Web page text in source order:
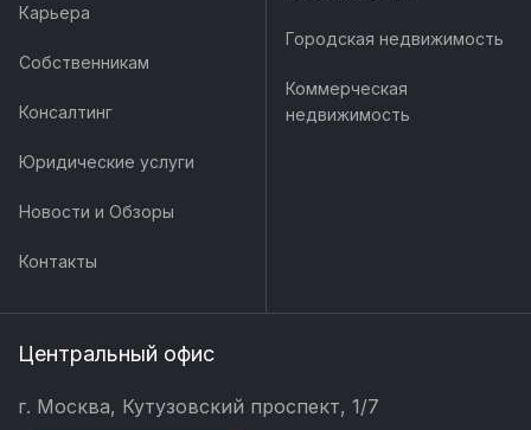
Карьера
Собственникам
Консалтинг
Юридические услуги
Новости и Обзоры
Контакты
Городская недвижимость
Коммерческая
недвижимость
Центральный офис
г. Москва, Кутузовский проспект, 1/7